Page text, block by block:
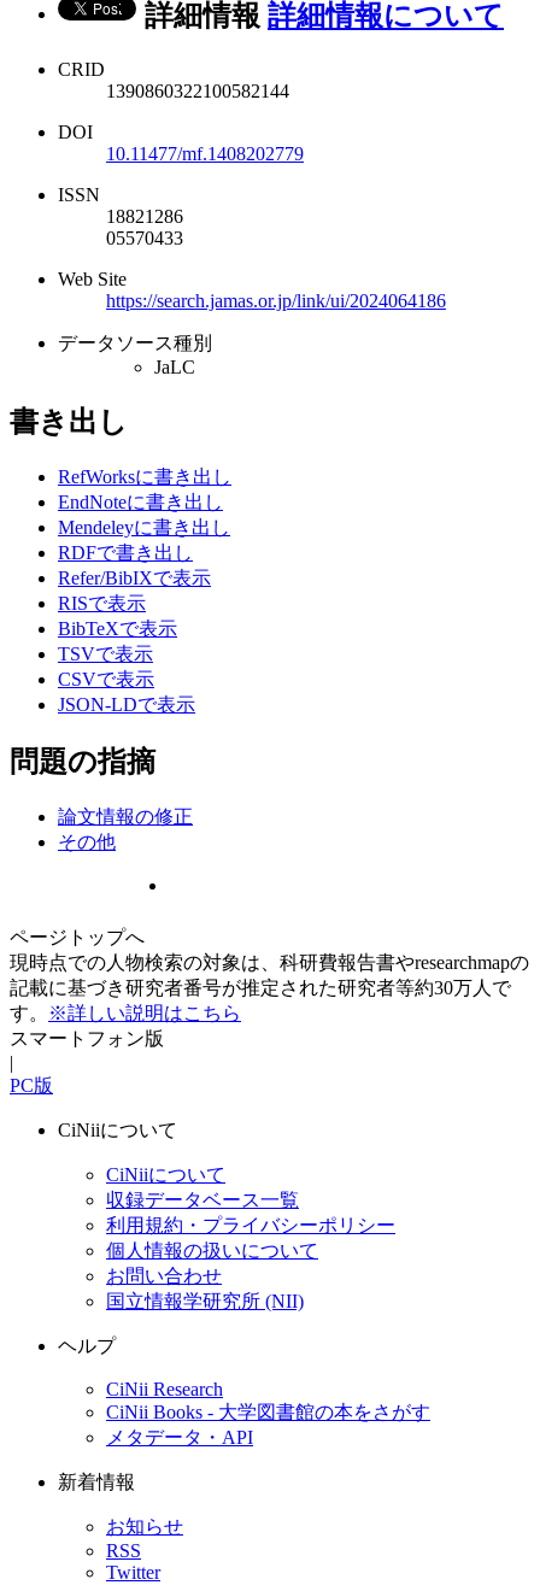
詳細情報 詳細情報について
CRID
1390860322100582144
DOI
10.11477/mf.1408202779
ISSN
18821286
05570433
Web Site
https://search.jamas.or.jp/link/ui/2024064186
データソース種別
JaLC
書き出し
RefWorksに書き出し
EndNoteに書き出し
Mendeleyに書き出し
RDFで書き出し
Refer/BibIXで表示
RISで表示
BibTeXで表示
TSVで表示
CSVで表示
JSON-LDで表示
問題の指摘
論文情報の修正
その他
ページトップへ
現時点での人物検索の対象は、科研費報告書やresearchmapの
記載に基づき研究者番号が推定された研究者等約30万人で
す。
※詳しい説明はこちら
スマートフォン版
|
PC版
CiNiiについて
CiNiiについて
収録データベース一覧
利用規約・プライバシーポリシー
個人情報の扱いについて
お問い合わせ
国立情報学研究所 (NII)
ヘルプ
CiNii Research
CiNii Books - 大学図書館の本をさがす
メタデータ・API
新着情報
お知らせ
RSS
Twitter